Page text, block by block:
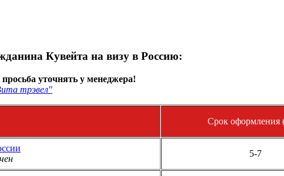
Кувейта на визу в Россию:
уточнять у менеджера!
трэвел"
Срок оформления
5-7